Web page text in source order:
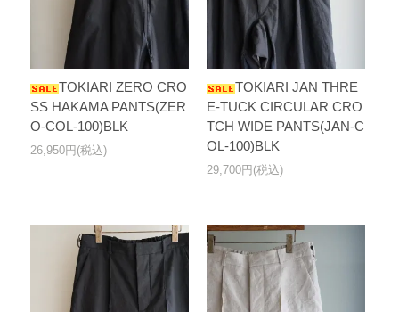
TOKIARI ZERO CRO
SS HAKAMA PANTS(ZER
O-COL-100)BLK
26,950円(税込)
TOKIARI JAN THRE
E-TUCK CIRCULAR CRO
TCH WIDE PANTS(JAN-C
OL-100)BLK
29,700円(税込)